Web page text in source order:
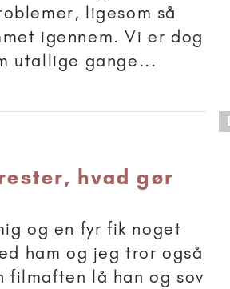
ligesom så
igennem. Vi er dog
utallige gange...
hvad gør
og en fyr fik noget
ham og jeg tror også
lå han og sov